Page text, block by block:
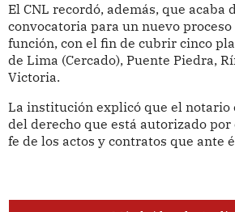
El CNL recordó, además, que acaba
convocatoria para un nuevo
función, con el fin de cubrir cinco
de Lima (Cercado), Puente Piedra,
Victoria.
La institución explicó que el notario
del derecho que está autorizado por
fe de los actos y contratos que ante